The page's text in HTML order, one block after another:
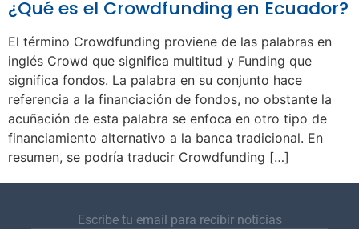
¿Qué es el Crowdfunding en Ecuador?
El término Crowdfunding proviene de las palabras en
inglés Crowd que significa multitud y Funding que
significa fondos. La palabra en su conjunto hace
referencia a la financiación de fondos, no obstante la
acuñación de esta palabra se enfoca en otro tipo de
financiamiento alternativo a la banca tradicional. En
resumen, se podría traducir Crowdfunding […]
Escribe tu email para recibir noticias